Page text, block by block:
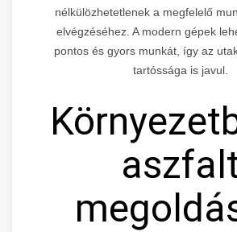
nélkülözhetetlenek a megfelelő
elvégzéséhez. A modern gépek
pontos és gyors munkát, így az
tartóssága is javul.